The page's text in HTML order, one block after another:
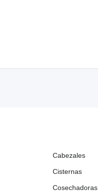
Cabezales
Cisternas
Cosechadoras